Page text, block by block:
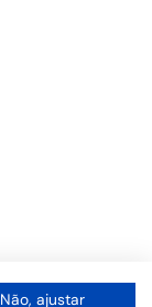
Não, ajustar